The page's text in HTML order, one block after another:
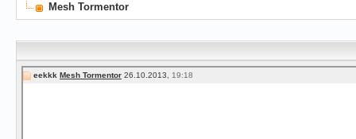
Mesh Tormentor
eekkk Mesh Tormentor 26.10.2013, 19:18